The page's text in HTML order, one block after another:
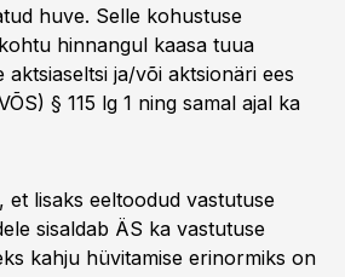
huve. Selle kohustuse
hinnangul kaasa tuua
ja/või aktsionäri ees
§ 115 lg 1 ning samal ajal ka
et lisaks eeltoodud vastutuse
sisaldab ÄS ka vastutuse
kahju hüvitamise erinormiks on